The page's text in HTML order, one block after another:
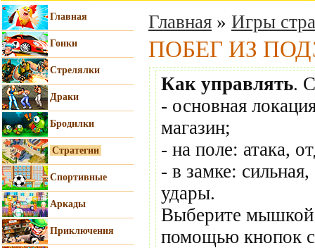
Главная
Гонки
Стрелялки
Драки
Бродилки
Стратегии
Спортивные
Аркады
Приключения
Главная » Игры
ПОБЕГ ИЗ
Как управлять.
- основная
магазин;
- на поле: атака,
- в замке: сильная,
удары.
Выберите мышкой
помощью кнопок